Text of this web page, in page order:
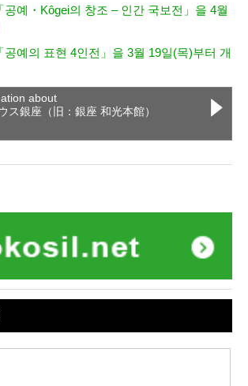
공예・Kôgei의 창조 – 인간 국보전」을 4월
공예의 표현 4인전」을 3월 19일(목)부터 개
about
ス銀座（旧：銀座 和光本館）